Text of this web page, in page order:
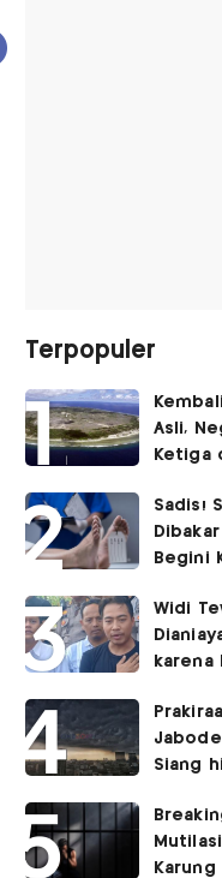
Terpopuler
Asli,
Ketiga
Nama
Sadis!
Begini
Widi
karena
Siang